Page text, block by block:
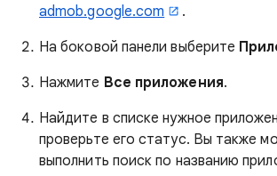
admob.google.com
.
На боковой панели выберите
Нажмите Все приложения.
Найдите в списке нужное
проверьте его статус. Вы также
выполнить поиск по названию